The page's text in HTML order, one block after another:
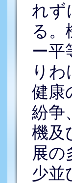
れず
る。
ー平
り
健康
紛争
機及
展の
少並